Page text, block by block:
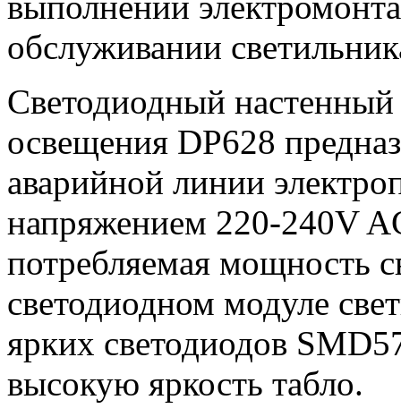
обслуживании
Светодиодный настенный
освещения DP628
аварийной линии
напряжением 220-240V
потребляемая мощность
светодиодном модуле
ярких светодиодов
высокую яркость табло.